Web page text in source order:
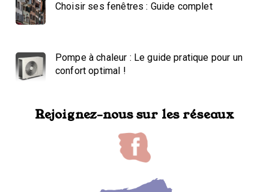
Choisir ses fenêtres : Guide complet
Pompe à chaleur : Le guide pratique pour un
confort optimal !
Rejoignez-nous sur les réseaux